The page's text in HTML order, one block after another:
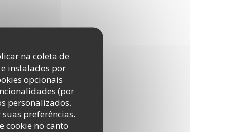
na coleta de
instalados por
opcionais
(por
personalizados.
preferências.
cookie no canto